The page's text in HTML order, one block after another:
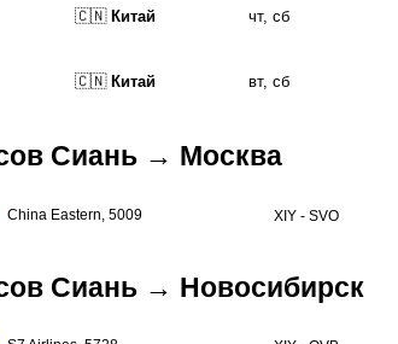
🇨🇳 Китай чт, сб
🇨🇳 Китай вт, сб
Сиань → Москва
China Eastern, 5009 XIY - SVO
Сиань → Новосибирск